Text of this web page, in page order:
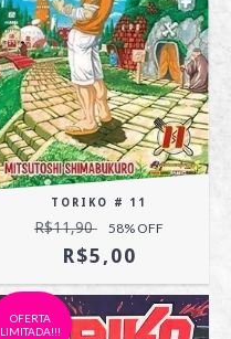
TORIKO # 11
R$11,90 58% OFF
R$5,00
OFERTA
LIMITADA!!!